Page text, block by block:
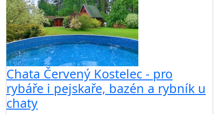
Chata Červený Kostelec - pro
rybáře i pejskaře, bazén a rybník u
chaty